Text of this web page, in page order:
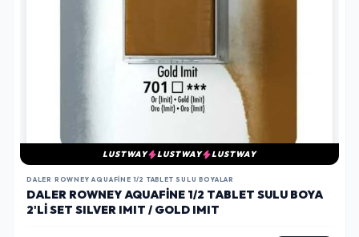
LUSTWAY LUSTWAY LUSTWAY
DALER ROWNEY AQUAFINE 1/2 TABLET SULU BOYALAR
DALER ROWNEY AQUAFINE 1/2 TABLET SULU BOYA
2'LI SET SILVER IMIT / GOLD IMIT